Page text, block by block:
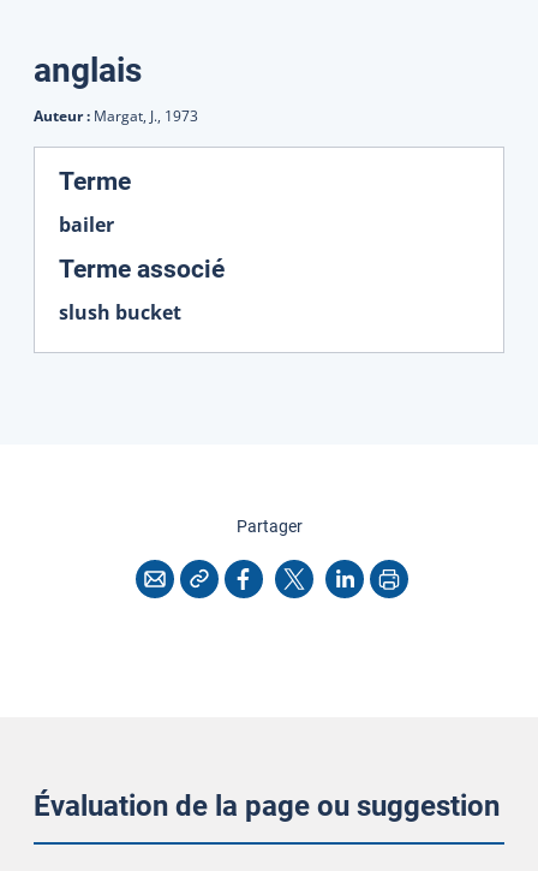
Traductions
anglais
Auteur : Margat, J., 1973
Terme:
bailer
Terme associé:
slush bucket
Partagercette page
CourrielCopier l'adresse
Facebook
X LinkedInImprimer
Évaluation de la page ou suggestion